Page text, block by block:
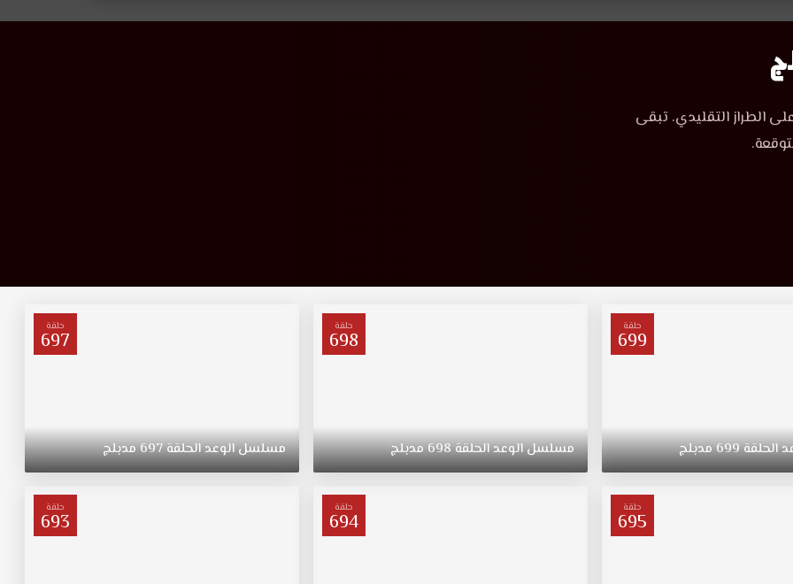
الطراز التقليدي. تبقى
حلقة
699
الحلقة699مدبلج
حلقة
698
مسلسلالوعدالحلقة698مدبلج
حلقة
697
مسلسلالوعدالحلقة697مدبلج
حلقة
695
حلقة
694
حلقة
693